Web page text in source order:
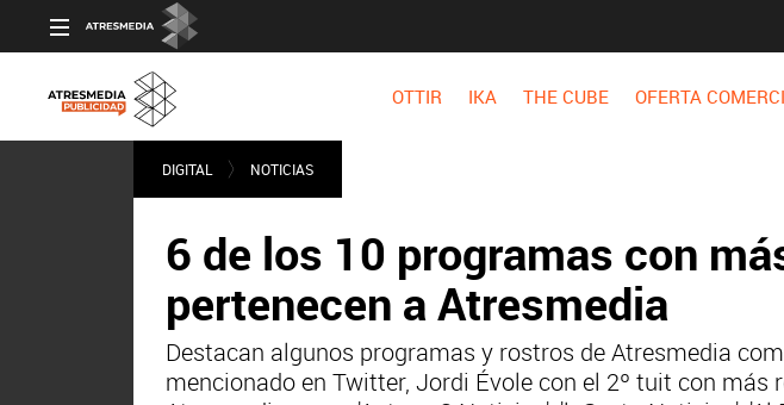
OTTIR IKA THE CUBE OFERTA
DIGITAL NOTICIAS
6 de los 10 programas con
pertenecen a Atresmedia
Destacan algunos programas y rostros de Atresmedia
mencionado en Twitter, Jordi Évole con el 2º tuit con